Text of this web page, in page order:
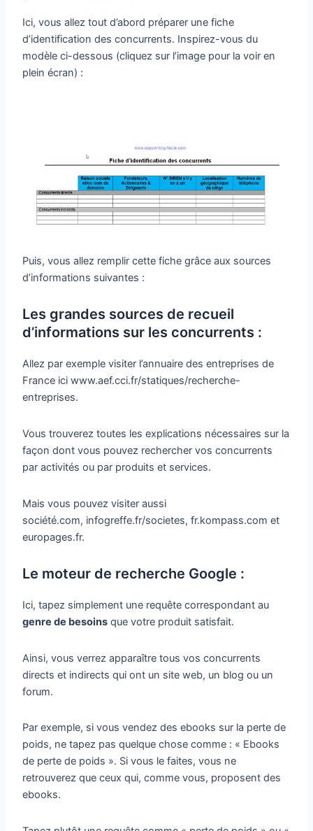
Ici, vous allez tout d’abord préparer une fiche
d’identification des concurrents. Inspirez-vous du
modèle ci-dessous (cliquez sur l’image pour la voir en
plein écran) :
Puis, vous allez remplir cette fiche grâce aux sources
d’informations suivantes :
Les grandes sources de recueil
d’informations sur les concurrents :
Allez par exemple visiter l’annuaire des entreprises de
France ici www.aef.cci.fr/statiques/recherche-
entreprises.
Vous trouverez toutes les explications nécessaires sur la
façon dont vous pouvez rechercher vos concurrents
par activités ou par produits et services.
Mais vous pouvez visiter aussi
société.com, infogreffe.fr/societes, fr.kompass.com et
europages.fr.
Le moteur de recherche Google :
Ici, tapez simplement une requête correspondant au
genre de besoins que votre produit satisfait.
Ainsi, vous verrez apparaître tous vos concurrents
directs et indirects qui ont un site web, un blog ou un
forum.
Par exemple, si vous vendez des ebooks sur la perte de
poids, ne tapez pas quelque chose comme : « Ebooks
de perte de poids ». Si vous le faites, vous ne
retrouverez que ceux qui, comme vous, proposent des
ebooks.